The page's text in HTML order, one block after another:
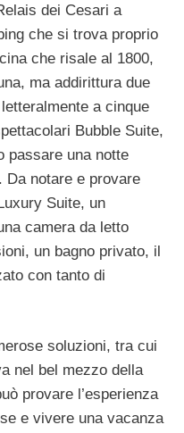
dei Cesari a
che si trova proprio
che risale al 1800,
ma addirittura due
a cinque
Bubble Suite,
passare una notte
Da notare e provare
Suite, un
camera da letto
un bagno privato, il
con tanto di
soluzioni, tra cui
nel bel mezzo della
provare l’esperienza
e vivere una vacanza